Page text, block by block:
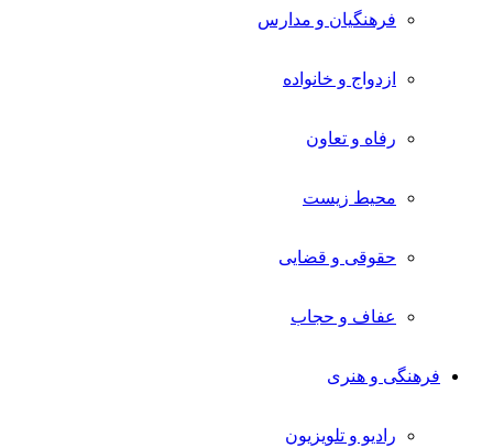
فرهنگیان و مدارس
ازدواج و خانواده
رفاه و تعاون
محیط زیست
حقوقی و قضایی
عفاف و حجاب
فرهنگی و هنری
رادیو و تلویزیون